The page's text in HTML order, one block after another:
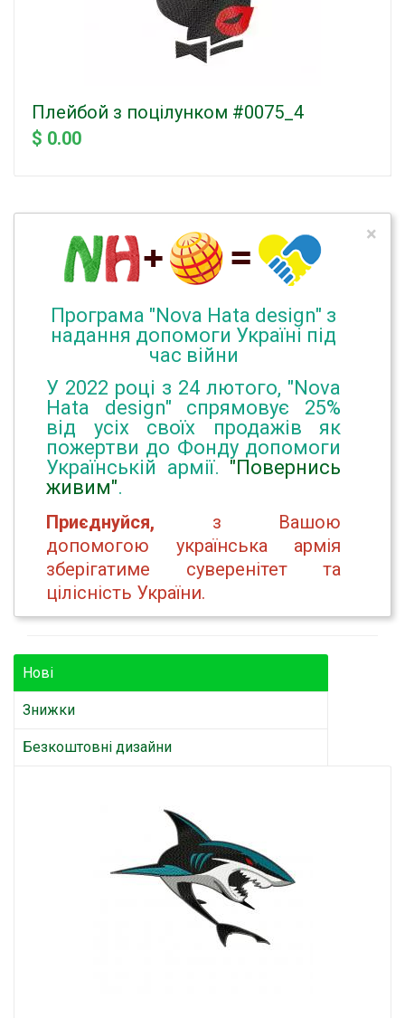
Плейбой з поцілунком #0075_4
$ 0.00
Програма "Nova Hata design" з
надання допомоги Україні під
час війни
У 2022 році з 24 лютого, "Nova
Hata design" спрямовує 25%
від усіх своїх продажів як
пожертви до Фонду допомоги
Українській армії. "Повернись
живим".
Приєднуйся, з Вашою
допомогою українська армія
зберігатиме суверенітет та
цілісність України.
×
Нові
Знижки
Безкоштовні дизайни